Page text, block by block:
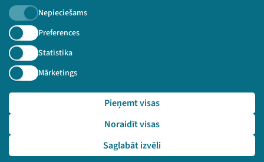
Nepieciešams
Preferences
Statistika
Mārketings
Saglabāt izvēli
Noraidīt visas
Pieņemt visas
Piesakies jaunumiem!
Nepalaid garām aktuālāko informāciju!
Pieteikties
🔗 https://festivalslampa.lv/lv/dalibnieki/7044